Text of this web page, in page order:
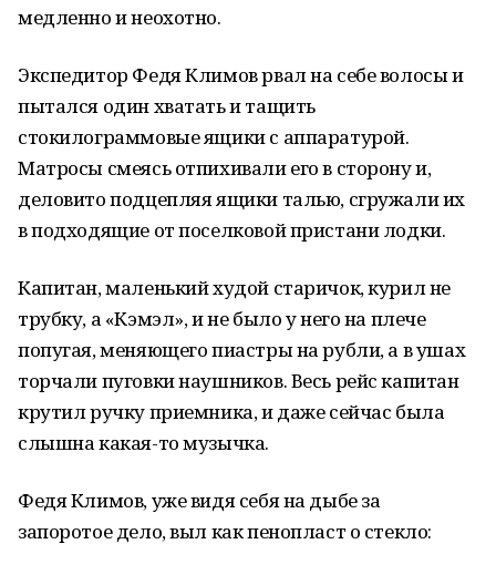
медленно и неохотно.
Экспедитор Федя Климов рвал на себе волосы и
пытался один хватать и тащить
стокилограммовые ящики с аппаратурой.
Матросы смеясь отпихивали его в сторону и,
деловито подцепляя ящики талью, сгружали их
в подходящие от поселковой пристани лодки.
Капитан, маленький худой старичок, курил не
трубку, а «Кэмэл», и не было у него на плече
попугая, меняющего пиастры на рубли, а в ушах
торчали пуговки наушников. Весь рейс капитан
крутил ручку приемника, и даже сейчас была
слышна какая-то музычка.
Федя Климов, уже видя себя на дыбе за
запоротое дело, выл как пенопласт о стекло: